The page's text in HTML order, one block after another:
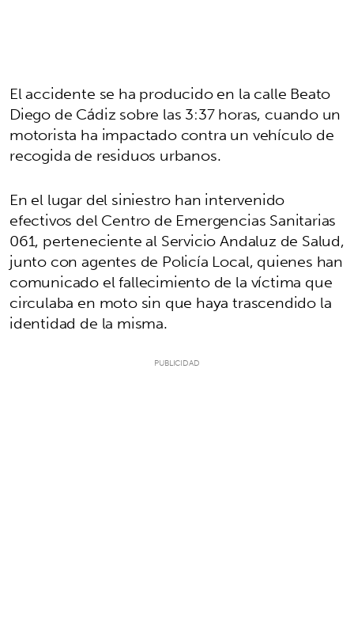
El accidente se ha producido en la calle Beato
Diego de Cádiz sobre las 3:37 horas, cuando un
motorista ha impactado contra un vehículo de
recogida de residuos urbanos.
En el lugar del siniestro han intervenido
efectivos del Centro de Emergencias Sanitarias
061, perteneciente al Servicio Andaluz de Salud,
junto con agentes de Policía Local, quienes han
comunicado el fallecimiento de la víctima que
circulaba en moto sin que haya trascendido la
identidad de la misma.